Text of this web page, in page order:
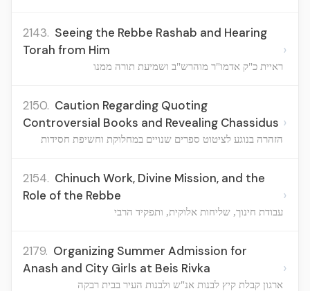
2143. Seeing the Rebbe Rashab and Hearing
Torah from Him
ראיית כ"ק אדמו"ר מוהרש"ב ושמיעת תורה ממנו
›
2150. Caution Regarding Quoting
Controversial Books and Revealing Chassidus
הזהרה בנוגע לציטוט ספרים שנויים במחלוקת וחשיפת חסידות
›
2154. Chinuch Work, Divine Mission, and the
Role of the Rebbe
עבודת חינוך, שליחות אלוקית, ותפקיד הרבי
›
2179. Organizing Summer Admission for
Anash and City Girls at Beis Rivka
ארגון קבלת קיץ לבנות אנ"ש ולבנות העיר בבית רבקה
›